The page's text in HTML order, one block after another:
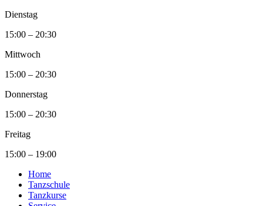
Dienstag
15:00 – 20:30
Mittwoch
15:00 – 20:30
Donnerstag
15:00 – 20:30
Freitag
15:00 – 19:00
Home
Tanzschule
Tanzkurse